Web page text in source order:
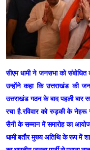
सीएम धामी ने जनसभा को
उन्होंने कहा कि उत्तराखंड की
उत्तराखंड गठन के बाद पहली बार
रचा है.रविवार को रुड़की के नेहरू
सैनी के सम्मान में समारोह का
धामी बतौर मुख्य अतिथि के रूप में